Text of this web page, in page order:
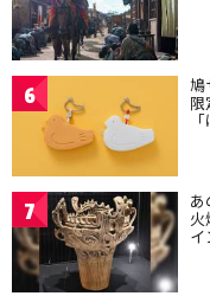
6 鳩
7 あ
イ